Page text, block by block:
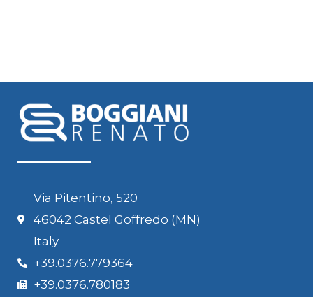
Via Pitentino, 520
46042 Castel Goffredo (MN)
Italy
+39.0376.779364
+39.0376.780183